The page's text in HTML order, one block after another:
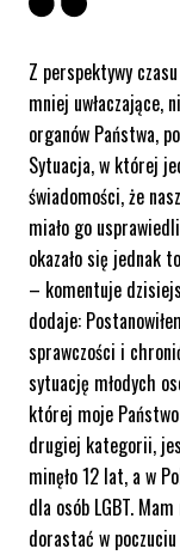
Z perspektywy
mniej uwłaczające,
organów Państwa,
Sytuacja, w której
świadomości, że
miało go
okazało się jednak
– komentuje
dodaje:
sprawczości i
sytuację młodych
której moje
drugiej kategorii,
minęło 12 lat, a w
dla osób LGBT.
dorastać w